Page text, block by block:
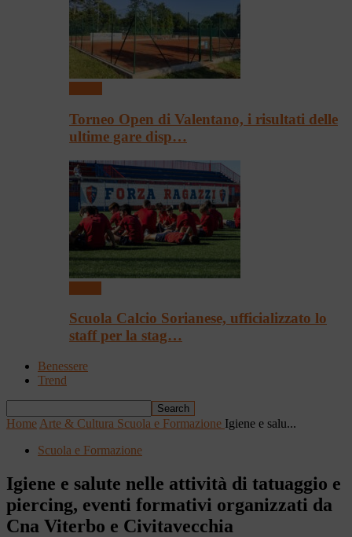
Torneo Open di Valentano, i risultati delle
ultime gare disp…
Scuola Calcio Sorianese, ufficializzato lo
staff per la stag…
Benessere
Trend
Home Arte & Cultura Scuola e Formazione Igiene e salu...
Scuola e Formazione
Igiene e salute nelle attività di tatuaggio e
piercing, eventi formativi organizzati da
Cna Viterbo e Civitavecchia